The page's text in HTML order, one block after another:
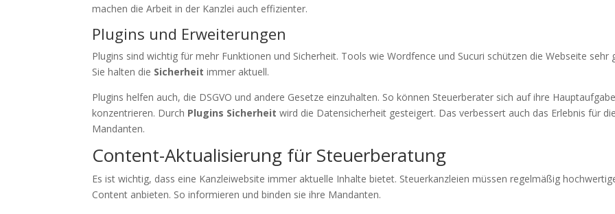
machen die Arbeit in der Kanzlei auch effizienter.
Plugins und Erweiterungen
Plugins sind wichtig für mehr Funktionen und Sicherheit. Tools wie Wordfence und Sucuri schützen die Webseite sehr
Sie halten die Sicherheit immer aktuell.
Plugins helfen auch, die DSGVO und andere Gesetze einzuhalten. So können Steuerberater sich auf ihre
konzentrieren. Durch Plugins Sicherheit wird die Datensicherheit gesteigert. Das verbessert auch das Erlebnis für
Mandanten.
Content-Aktualisierung für Steuerberatung
Es ist wichtig, dass eine Kanzleiwebsite immer aktuelle Inhalte bietet. Steuerkanzleien müssen regelmäßig
Content anbieten. So informieren und binden sie ihre Mandanten.